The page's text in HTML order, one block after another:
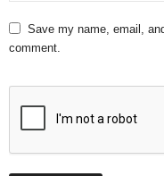
Save my name, email,
comment.